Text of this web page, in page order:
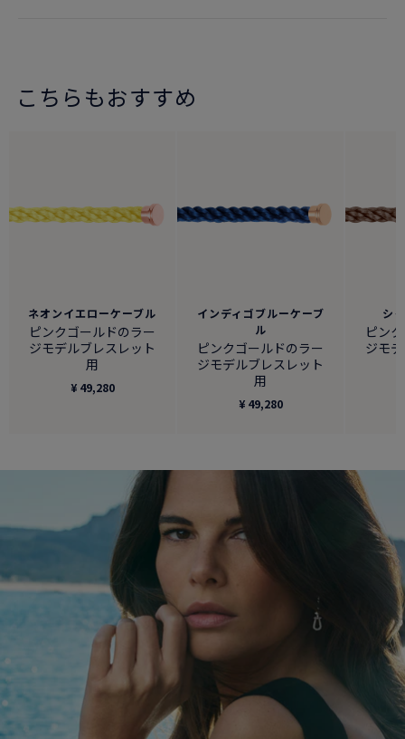
こちらもおすすめ
ネオンイエローケーブル
ピンクゴールドのラー
ジモデルブレスレット
用
¥ 49,280
インディゴブルーケーブ
ル
ピンクゴールドのラー
ジモデルブレスレット
用
¥ 49,280
シ
ピン
ジモ